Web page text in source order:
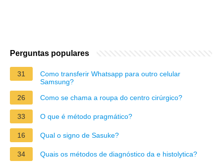
Perguntas populares
31
Como transferir Whatsapp para outro celular
Samsung?
26
Como se chama a roupa do centro cirúrgico?
33 O que é método pragmático?
16 Qual o signo de Sasuke?
34 Quais os métodos de diagnóstico da e histolytica?